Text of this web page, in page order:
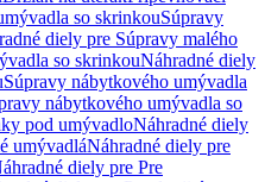
so skrinkouSúpravy
diely pre Súpravy malého
so skrinkouNáhradné diely
Súpravy nábytkového umývadla
nábytkového umývadla so
pod umývadloNáhradné diely
umývadláNáhradné diely pre
diely pre Pre